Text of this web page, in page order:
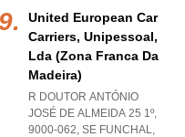
United European Car
Carriers, Unipessoal,
Lda (zona Franca Da
Madeira)
R DOUTOR ANTÓNIO
JOSÉ DE ALMEIDA 25 1º,
9000-062, SE FUNCHAL,